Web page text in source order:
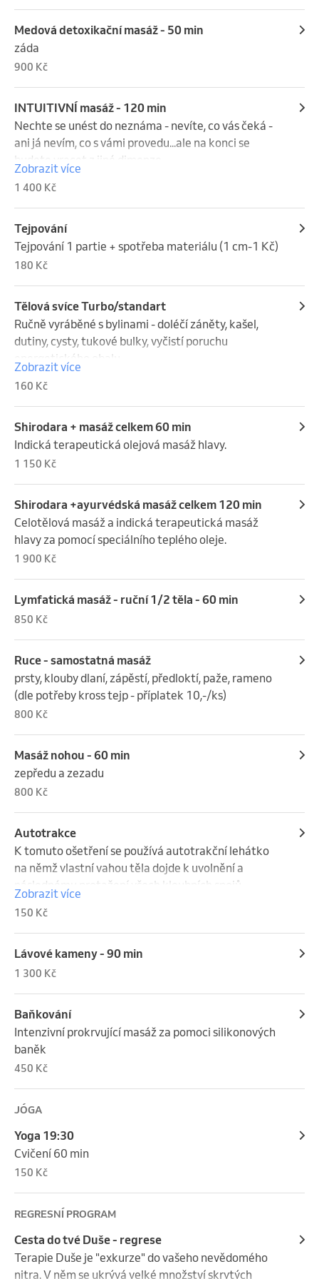
Medová detoxikační masáž - 50 min
záda
900 Kč
INTUITIVNÍ masáž - 120 min
Nechte se unést do neznáma - nevíte, co vás čeká -
ani já nevím, co s vámi provedu...ale na konci se
budete vracet z jiné dimenze.
Zobrazit více
1 400 Kč
Tejpování
Tejpování 1 partie + spotřeba materiálu (1 cm-1 Kč)
180 Kč
Tělová svíce Turbo/standart
Ručně vyráběné s bylinami - doléčí záněty, kašel,
dutiny, cysty, tukové bulky, vyčistí poruchu
energetického obalu
Zobrazit více
160 Kč
Shirodara + masáž celkem 60 min
Indická terapeutická olejová masáž hlavy.
1 150 Kč
Shirodara +ayurvédská masáž celkem 120 min
Celotělová masáž a indická terapeutická masáž
hlavy za pomocí speciálního teplého oleje.
1 900 Kč
Lymfatická masáž - ruční 1/2 těla - 60 min
850 Kč
Ruce - samostatná masáž
prsty, klouby dlaní, zápěstí, předloktí, paže, rameno
(dle potřeby kross tejp - příplatek 10,-/ks)
800 Kč
Masáž nohou - 60 min
zepředu a zezadu
800 Kč
Autotrakce
K tomuto ošetření se používá autotrakční lehátko
na němž vlastní vahou těla dojde k uvolnění a
následnému protažení všech kloubních spojů.
Zobrazit více
150 Kč
Lávové kameny - 90 min
1 300 Kč
Baňkování
Intenzivní prokrvující masáž za pomoci silikonových
baněk
450 Kč
JÓGA
Yoga 19:30
Cvičení 60 min
150 Kč
REGRESNÍ PROGRAM
Cesta do tvé Duše - regrese
Terapie Duše je "exkurze" do vašeho nevědomého
nitra. V něm se ukrývá velké množství skrytých